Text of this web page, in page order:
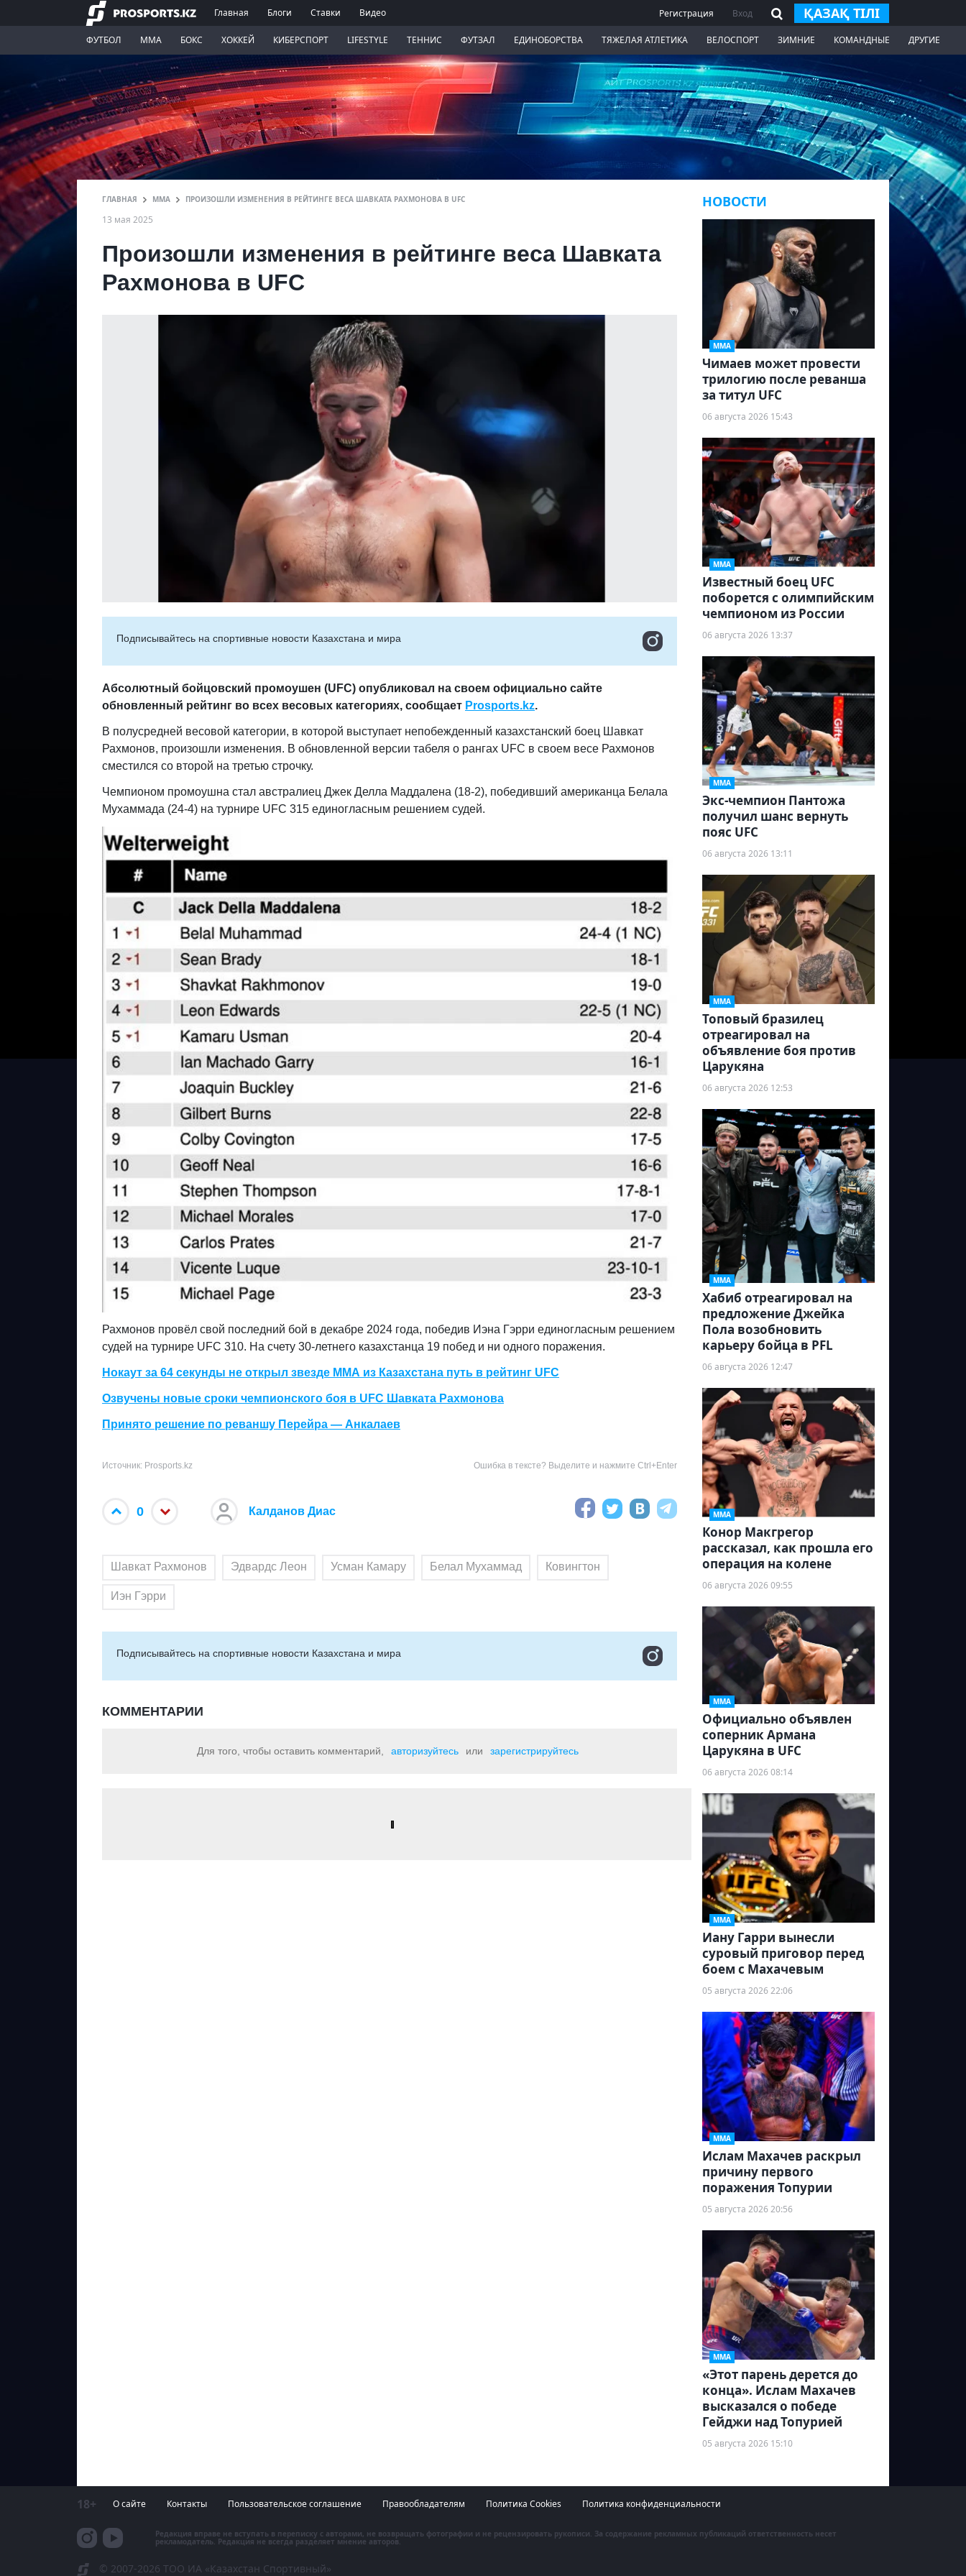
Главная Блоги Ставки Видео Регистрация Вход ҚАЗАҚ ТІЛІ
ФУТБОЛ ММА БОКС ХОККЕЙ КИБЕРСПОРТ LIFESTYLE ТЕННИС ФУТЗАЛ ЕДИНОБОРСТВА ТЯЖЕЛАЯ АТЛЕТИКА ВЕЛОСПОРТ ЗИМНИЕ КОМАНДНЫЕ ДРУГИЕ
ГЛАВНАЯ ММА ПРОИЗОШЛИ ИЗМЕНЕНИЯ В РЕЙТИНГЕ ВЕСА ШАВКАТА РАХМОНОВА В UFC
13 мая 2025
Произошли изменения в рейтинге веса Шавката
Рахмонова в UFC
Подписывайтесь на cпортивные новости Казахстана и мира
Абсолютный бойцовский промоушен (UFC) опубликовал на своем официально сайте
обновленный рейтинг во всех весовых категориях, сообщает Prosports.kz.
В полусредней весовой категории, в которой выступает непобежденный казахстанский боец Шавкат
Рахмонов, произошли изменения. В обновленной версии табеля о рангах UFC в своем весе Рахмонов
сместился со второй на третью строчку.
Чемпионом промоушна стал австралиец Джек Делла Маддалена (18-2), победивший американца Белала
Мухаммада (24-4) на турнире UFC 315 единогласным решением судей.
Рахмонов провёл свой последний бой в декабре 2024 года, победив Иэна Гэрри единогласным решением
судей на турнире UFC 310. На счету 30-летнего казахстанца 19 побед и ни одного поражения.
Нокаут за 64 секунды не открыл звезде ММА из Казахстана путь в рейтинг UFC
Озвучены новые сроки чемпионского боя в UFC Шавката Рахмонова
Принято решение по реваншу Перейра — Анкалаев
Источник: Prosports.kz Ошибка в тексте? Выделите и нажмите Ctrl+Enter
0 Калданов Диас
Шавкат Рахмонов Эдвардс Леон Усман Камару Белал Мухаммад Ковингтон
Иэн Гэрри
Подписывайтесь на cпортивные новости Казахстана и мира
КОММЕНТАРИИ
Для того, чтобы оставить комментарий, авторизуйтесь или зарегистрируйтесь
НОВОСТИ
ММА
Чимаев может провести
трилогию после реванша
за титул UFC
06 августа 2026 15:43
ММА
Известный боец UFC
поборется с олимпийским
чемпионом из России
06 августа 2026 13:37
ММА
Экс-чемпион Пантожа
получил шанс вернуть
пояс UFC
06 августа 2026 13:11
ММА
Топовый бразилец
отреагировал на
объявление боя против
Царукяна
06 августа 2026 12:53
ММА
Хабиб отреагировал на
предложение Джейка
Пола возобновить
карьеру бойца в PFL
06 августа 2026 12:47
ММА
Конор Макгрегор
рассказал, как прошла его
операция на колене
06 августа 2026 09:55
ММА
Официально объявлен
соперник Армана
Царукяна в UFC
06 августа 2026 08:14
ММА
Иану Гарри вынесли
суровый приговор перед
боем с Махачевым
05 августа 2026 22:06
ММА
Ислам Махачев раскрыл
причину первого
поражения Топурии
05 августа 2026 20:56
ММА
«Этот парень дерется до
конца». Ислам Махачев
высказался о победе
Гейджи над Топурией
05 августа 2026 15:10
18+ О сайте Контакты Пользовательское соглашение Правообладателям Политика Cookies Политика конфиденциальности
Редакция вправе не вступать в переписку с авторами, не возвращать фотографии и не рецензировать рукописи. За содержание рекламных публикаций ответственность несет
рекламодатель. Редакция не всегда разделяет мнение авторов.
© 2007-2026 ТОО ИА «Казахстан Спортивный»